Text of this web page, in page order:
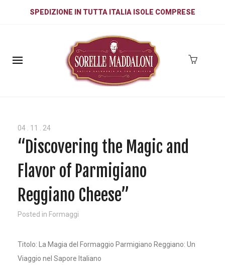
SPEDIZIONE IN TUTTA ITALIA ISOLE COMPRESE
04 11 24
“Discovering the Magic and
Flavor of Parmigiano
Reggiano Cheese”
Posted in Formaggi
Titolo: La Magia del Formaggio Parmigiano Reggiano: Un
Viaggio nel Sapore Italiano